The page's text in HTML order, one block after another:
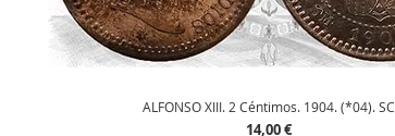
Vista rápida
ALFONSO XIII. 2 Céntimos. 1904. (*04). SC
Precio
14,00 €